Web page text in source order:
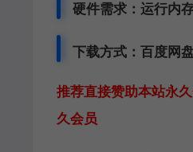
硬件需求：运行内
下载方式： 百度网盘
推荐直接赞助本站永
久会员